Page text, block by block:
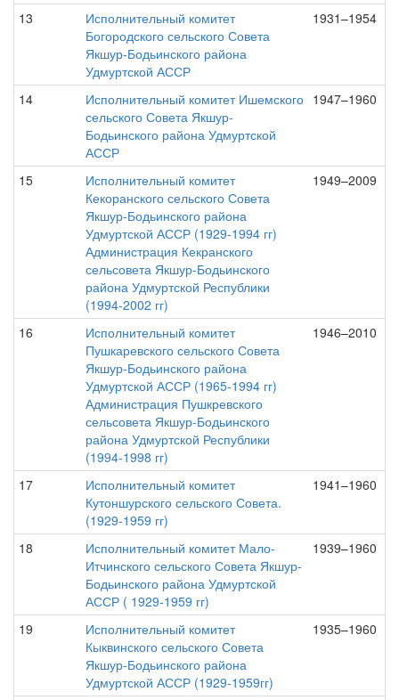
13
Исполнительный комитет
Богородского сельского Совета
Якшур-Бодьинского района
Удмуртской АССР
1931–1954
14
Исполнительный комитет Ишемского
сельского Совета Якшур-
Бодьинского района Удмуртской
АССР
1947–1960
15
Исполнительный комитет
Кекоранского сельского Совета
Якшур-Бодьинского района
Удмуртской АССР (1929-1994 гг)
Администрация Кекранского
сельсовета Якшур-Бодьинского
района Удмуртской Республики
(1994-2002 гг)
1949–2009
16
Исполнительный комитет
Пушкаревского сельского Совета
Якшур-Бодьинского района
Удмуртской АССР (1965-1994 гг)
Администрация Пушкревского
сельсовета Якшур-Бодьинского
района Удмуртской Республики
(1994-1998 гг)
1946–2010
17
Исполнительный комитет
Кутоншурского сельского Совета.
(1929-1959 гг)
1941–1960
18
Исполнительный комитет Мало-
Итчинского сельского Совета Якшур-
Бодьинского района Удмуртской
АССР ( 1929-1959 гг)
1939–1960
19
Исполнительный комитет
Кыквинского сельского Совета
Якшур-Бодьинского района
Удмуртской АССР (1929-1959гг)
1935–1960